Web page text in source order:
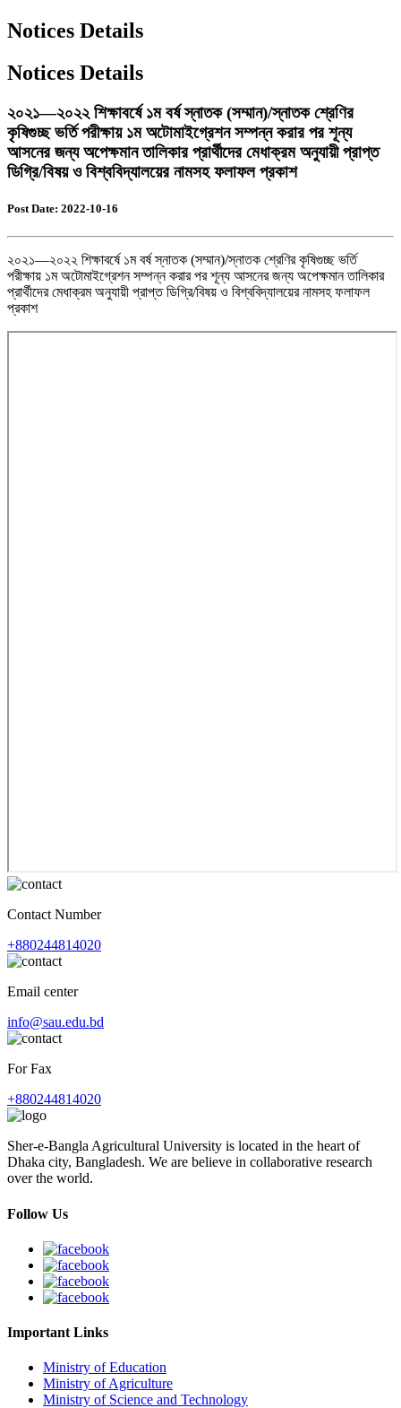
Notices Details
Notices Details
২০২১—২০২২ শিক্ষাবর্ষে ১ম বর্ষ স্নাতক (সম্মান)/স্নাতক শ্রেণির
কৃষিগুচ্ছ ভর্তি পরীক্ষায় ১ম অটোমাইগ্রেশন সম্পন্ন করার পর শূন্য
আসনের জন্য অপেক্ষমান তালিকার প্রার্থীদের মেধাক্রম অনুযায়ী প্রাপ্ত
ডিগ্রি/বিষয় ও বিশ্ববিদ্যালয়ের নামসহ ফলাফল প্রকাশ
Post Date: 2022-10-16
২০২১—২০২২ শিক্ষাবর্ষে ১ম বর্ষ স্নাতক (সম্মান)/স্নাতক শ্রেণির কৃষিগুচ্ছ ভর্তি
পরীক্ষায় ১ম অটোমাইগ্রেশন সম্পন্ন করার পর শূন্য আসনের জন্য অপেক্ষমান তালিকার
প্রার্থীদের মেধাক্রম অনুযায়ী প্রাপ্ত ডিগ্রি/বিষয় ও বিশ্ববিদ্যালয়ের নামসহ ফলাফল
প্রকাশ
Contact Number
+880244814020
Email center
info@sau.edu.bd
For Fax
+880244814020
Sher-e-Bangla Agricultural University is located in the heart of
Dhaka city, Bangladesh. We are believe in collaborative research
over the world.
Follow Us
Important Links
Ministry of Education
Ministry of Agriculture
Ministry of Science and Technology